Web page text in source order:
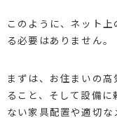
このように、ネット
る必要はありません。
まずは、お住まいの
ること、そして設備
ない家具配置や適切